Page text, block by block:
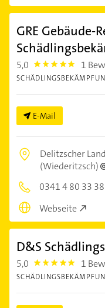
GRE
5,0 5.0 1
E-Mail
Delitzscher
(Wiederitzsch)
0341 4 80 33 38
Webseite
D&S
5,0 5.0 1